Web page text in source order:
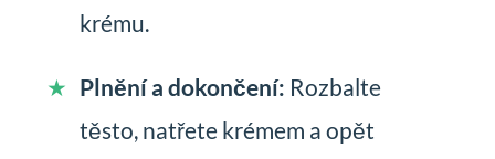
krému.
Plnění a dokončení: Rozbalte
těsto, natřete krémem a opět